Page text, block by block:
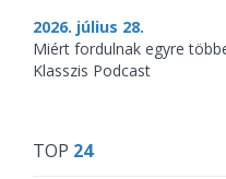
2026. július 28.
Miért fordulnak egyre
Klasszis Podcast
TOP 24